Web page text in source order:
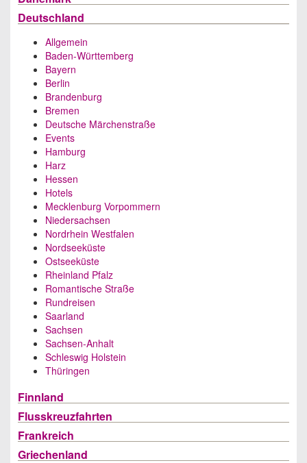
Deutschland
Allgemein
Baden-Württemberg
Bayern
Berlin
Brandenburg
Bremen
Deutsche Märchenstraße
Events
Hamburg
Harz
Hessen
Hotels
Mecklenburg Vorpommern
Niedersachsen
Nordrhein Westfalen
Nordseeküste
Ostseeküste
Rheinland Pfalz
Romantische Straße
Rundreisen
Saarland
Sachsen
Sachsen-Anhalt
Schleswig Holstein
Thüringen
Finnland
Flusskreuzfahrten
Frankreich
Griechenland